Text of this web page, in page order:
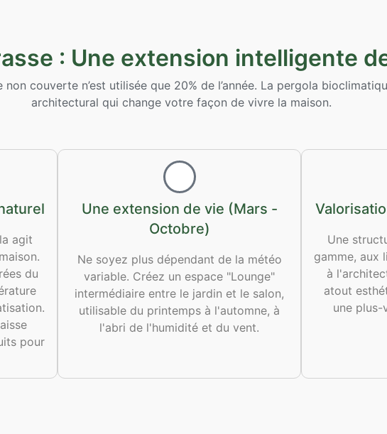
: Une extension intelligente
non couverte n’est utilisée que 20% de l’année. La pergola
architectural qui change votre façon de vivre la maison.
agit
du
pour
Une extension de vie (Mars -
Octobre)
Ne soyez plus dépendant de la météo
variable. Créez un espace "Lounge"
intermédiaire entre le jardin et le salon,
utilisable du printemps à l'automne, à
l'abri de l'humidité et du vent.
Une
gamme, aux
à
atout
une